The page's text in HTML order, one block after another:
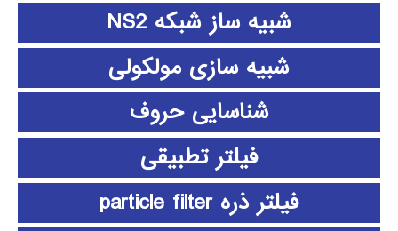
شبیه ساز شبکه NS2
شبیه سازی مولکولی
شناسایی حروف
فیلتر تطبیقی
فیلتر ذره particle filter